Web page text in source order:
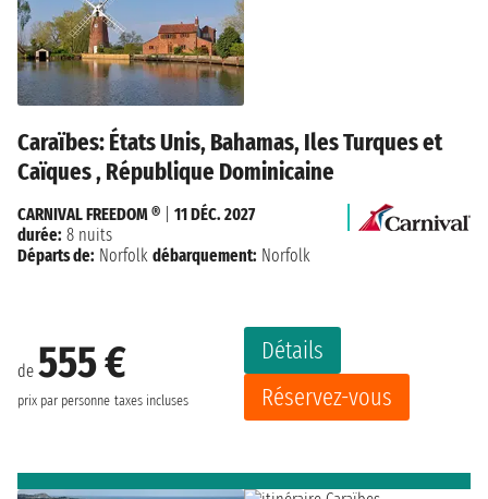
Caraïbes: États Unis, Bahamas, Iles Turques et
Caïques , République Dominicaine
de 555 €
prix par personne taxes incluses
Détails
Réservez-vous
CARNIVAL FREEDOM ®
11 DÉC. 2027
durée: 8 nuits
Départs de: Norfolk débarquement: Norfolk